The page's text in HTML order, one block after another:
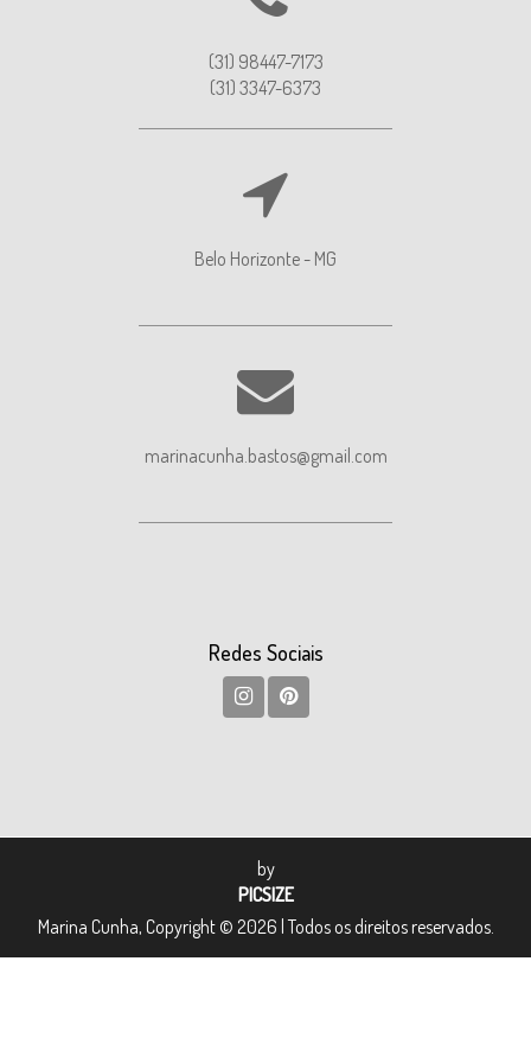
(31) 98447-7173
(31) 3347-6373
Belo Horizonte - MG
marinacunha.bastos@gmail.com
Redes Sociais
by
PICSIZE
Marina Cunha, Copyright © 2026 | Todos os direitos reservados.